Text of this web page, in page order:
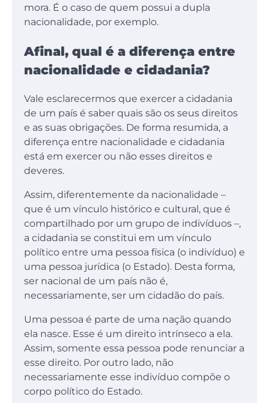
mora. É o caso de quem possui a dupla
nacionalidade, por exemplo.
Afinal, qual é a diferença entre
nacionalidade e cidadania?
Vale esclarecermos que exercer a cidadania
de um país é saber quais são os seus direitos
e as suas obrigações. De forma resumida, a
diferença entre nacionalidade e cidadania
está em exercer ou não esses direitos e
deveres.
Assim, diferentemente da nacionalidade –
que é um vínculo histórico e cultural, que é
compartilhado por um grupo de indivíduos –,
a cidadania se constitui em um vínculo
político entre uma pessoa física (o indivíduo) e
uma pessoa jurídica (o Estado). Desta forma,
ser nacional de um país não é,
necessariamente, ser um cidadão do país.
Uma pessoa é parte de uma nação quando
ela nasce. Esse é um direito intrínseco a ela.
Assim, somente essa pessoa pode renunciar a
esse direito. Por outro lado, não
necessariamente esse indivíduo compõe o
corpo político do Estado.